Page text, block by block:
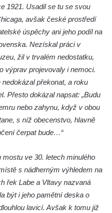
mezi Údolím
Kudlicha
vrchem
Na Jánu u
v
1921. Usadil se tu se svou
avšak české prostředí
úspěchy ani jeho podíl na
Nezískal práci v
žil v trvalém nedostatku,
výprav projevovaly i nemoci.
překonat, a roku
Přesto dokázal napsat: „Budu
nebo zahynu, když v obou
s níž obecenstvo, hlavně
čerpat bude…“
ve 30. letech minulého
s nádherným výhledem na
řek Labe a Vltavy nazvaná
být i jeho pamětní deska o
lavicí. Avšak k tomu již